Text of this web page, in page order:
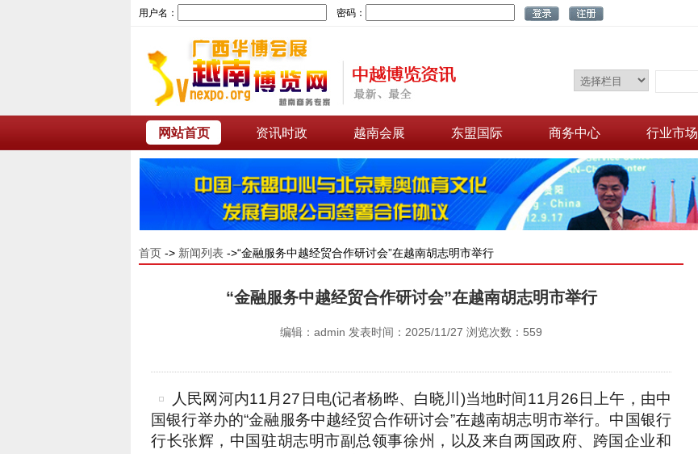
用户名： 密码：
网站首页 资讯时政 越南会展 东盟国际 商务中心 行业市场
首页 -> 新闻列表 ->“金融服务中越经贸合作研讨会”在越南胡志明市举行
“金融服务中越经贸合作研讨会”在越南胡志明市举行
编辑：admin 发表时间：2025/11/27 浏览次数：559
人民网河内11月27日电(记者杨晔、白晓川)当地时间11月26日上午，由中
国银行举办的“金融服务中越经贸合作研讨会”在越南胡志明市举行。中国银行
行长张辉，中国驻胡志明市副总领事徐州，以及来自两国政府、跨国企业和